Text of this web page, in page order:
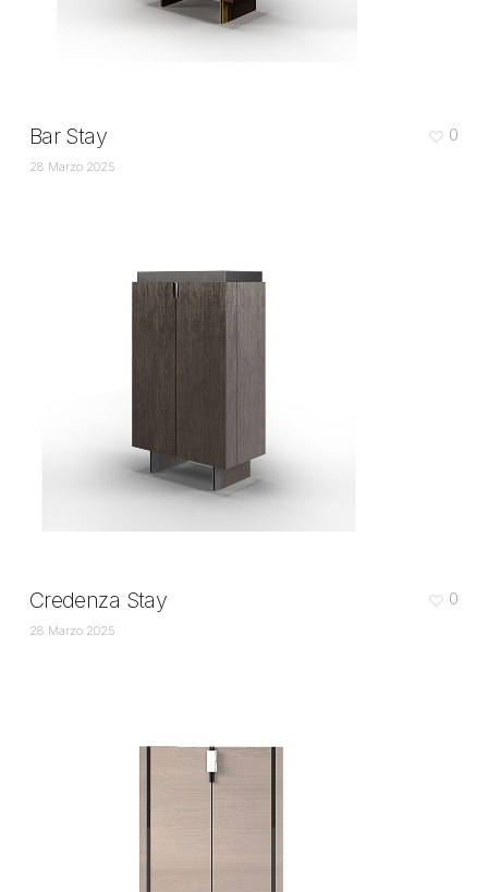
Bar Stay
28 Marzo 2025
0
Credenza Stay
28 Marzo 2025
0